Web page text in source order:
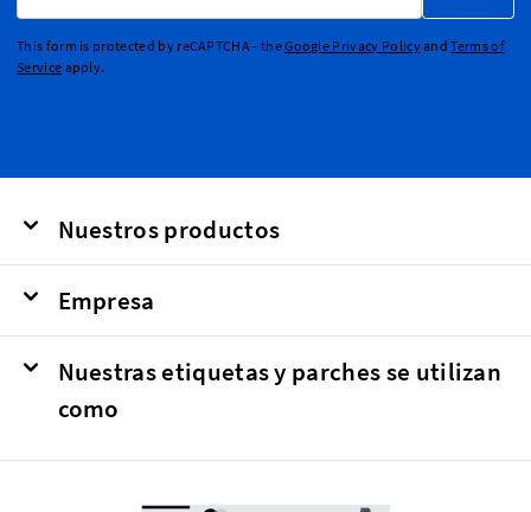
This form is protected by reCAPTCHA - theGoogle Privacy PolicyandTerms of
Service apply.
Nuestros productos
Empresa
Nuestras etiquetas y parches se utilizan
como